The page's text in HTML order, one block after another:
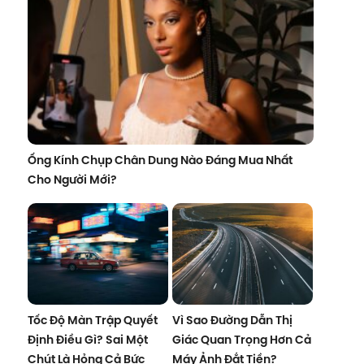
Ống Kính Chụp Chân Dung Nào Đáng Mua Nhất
Cho Người Mới?
Tốc Độ Màn Trập Quyết
Định Điều Gì? Sai Một
Chút Là Hỏng Cả Bức
Vì Sao Đường Dẫn Thị
Giác Quan Trọng Hơn Cả
Máy Ảnh Đắt Tiền?